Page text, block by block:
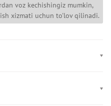
voz kechishingiz mumkin,
xizmati uchun to'lov qilinadi.